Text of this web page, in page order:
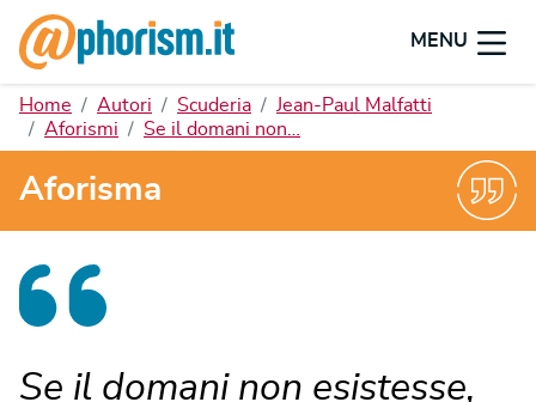
MENU
Home Autori Scuderia
Jean-Paul Malfatti
Aforismi
Se il domani non…
Aforisma
Se il domani non esistesse,